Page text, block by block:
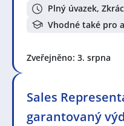
Plný úvazek,
Vhodné také pro
Zveřejněno: 3. srpna
Sales
garantovaný